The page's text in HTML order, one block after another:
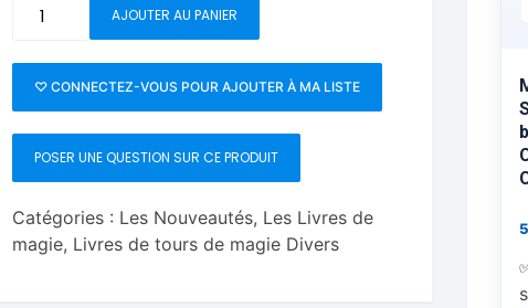
Magie Numérique
Mentalisme close up
Grandes illusions
La Magie pour les Enfants
Mentalisme salon et scène
Pièces-Billets
Livres en Anglais
Magic
Magazine
Vol
7&8
AJOUTER AU PANIER
♡ CONNECTEZ-VOUS POUR AJOUTER À MA LISTE
POSER UNE QUESTION SUR CE PRODUIT
Catégories : Les Nouveautés, Les Livres de
magie, Livres de tours de magie Divers